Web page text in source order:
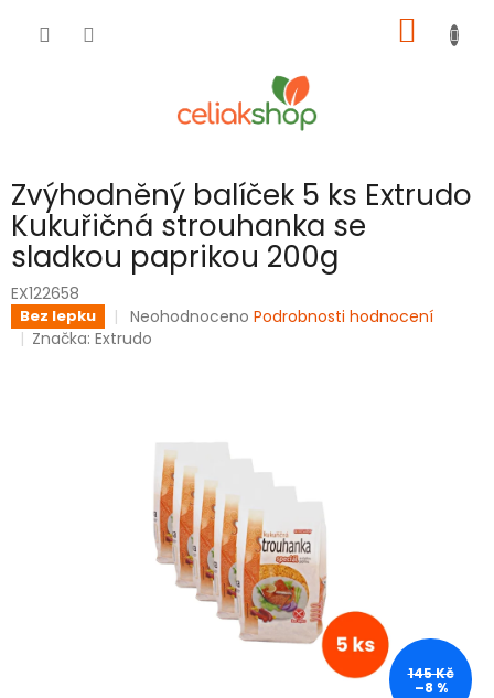
KOŠÍK
Zvýhodněný balíček 5 ks Extrudo
Kukuřičná strouhanka se
sladkou paprikou 200g
EX122658
Bez lepku
Průměrné
hodnocení
hvězdiček.
Neohodnoceno Podrobnosti hodnocení
Značka:Extrudo
145 Kč
–8 %